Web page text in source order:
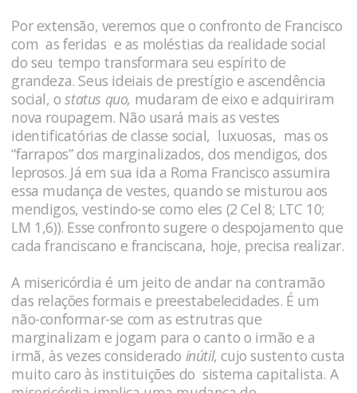
Por extensão, veremos que o confronto de Francisco
com as feridas e as moléstias da realidade social
do seu tempo transformara seu espírito de
grandeza. Seus ideiais de prestígio e ascendência
social, ostatus quo, mudaram de eixo e adquiriram
nova roupagem. Não usará mais as vestes
identificatórias de classe social, luxuosas, mas os
“farrapos” dos marginalizados, dos mendigos, dos
leprosos. Já em sua ida a Roma Francisco assumira
essa mudança de vestes, quando se misturou aos
mendigos, vestindo-se como eles (2 Cel 8; LTC 10;
LM 1,6)). Esse confronto sugere o despojamento que
cada franciscano e franciscana, hoje, precisa realizar.
A misericórdia é um jeito de andar na contramão
das relações formais e preestabelecidades. É um
não-conformar-se com as estrutras que
marginalizam e jogam para o canto o irmão e a
irmã, às vezes considerado inútil, cujo sustento custa
muito caro às instituições do sistema capitalista. A